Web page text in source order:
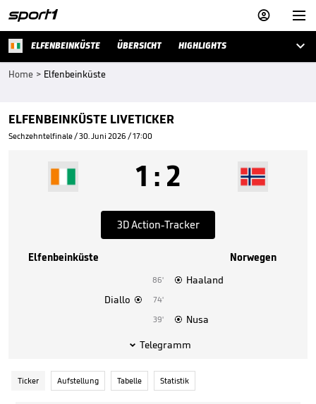


ELFENBEINKÜSTE ÜBERSICHT HIGHLIGHTS 
Home > Elfenbeinküste
ELFENBEINKÜSTE LIVETICKER
Sechzehntelfinale / 30. Juni 2026 / 17:00
1 :2
3D Action-Tracker
Elfenbeinküste
Norwegen
Haaland

86'
Diallo  74'
Nusa

39'
 Telegramm
Ticker Aufstellung Tabelle Statistik